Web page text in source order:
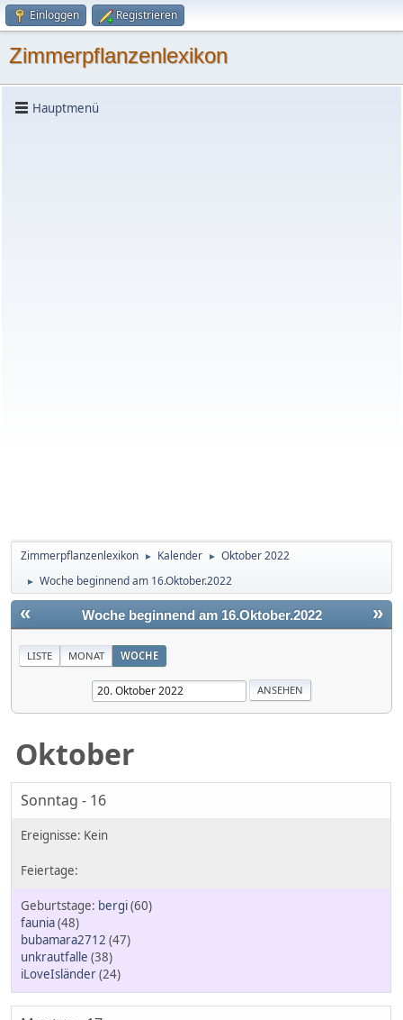
Einloggen Registrieren
Zimmerpflanzenlexikon
Hauptmenü
Zimmerpflanzenlexikon ► Kalender ► Oktober 2022
► Woche beginnend am 16.Oktober.2022
« »
Woche beginnend am 16.Oktober.2022
LISTE MONAT WOCHE
Oktober
Sonntag - 16
bergi(60)
faunia(48)
bubamara2712 (47)
unkrautfalle (38)
iLoveIsländer(24)